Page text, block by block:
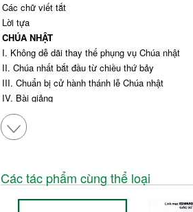
Các chữ viết tắt
Lời tựa
CHÚA NHẬT
I. Không dễ dãi thay thế phụng vụ Chúa nhật
II. Chúa nhất bắt đầu từ chiều thứ bảy
III. Chuẩn bị cử hành thánh lễ Chúa nhật
IV. Bài giảng
1. Những điều nên làm
2. Những điều nên tránh
V. Sứ vụ chia sẻ và bác ái
2. Thi hành bác ái
VI. Vài điểm lưu ý
VII. Lễ họ (lễ cầu cho giáo dân)
Các tác phẩm cùng thể loại